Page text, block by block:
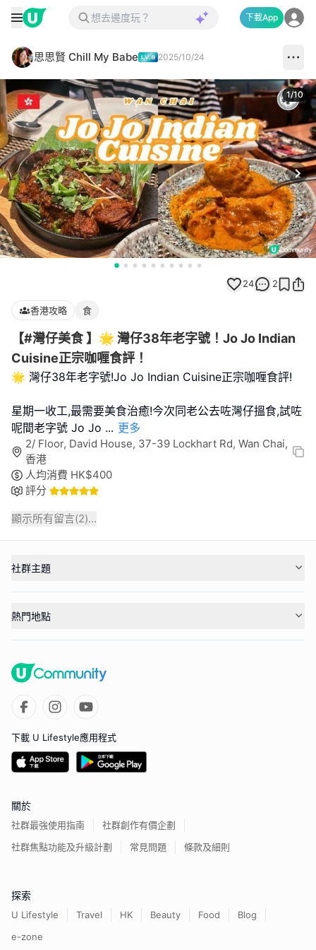
下載App
思思賢 Chill My Babe 2025/10/24
1/10
24 2
香港攻略 食
【#灣仔美食 】🌟 灣仔38年老字號！Jo Jo Indian
Cuisine正宗咖喱食評！
🌟 灣仔38年老字號!Jo Jo Indian Cuisine正宗咖喱食評!
星期一收工,最需要美食治癒!今次同老公去咗灣仔搵食,試咗
呢間老字號 Jo Jo ... 更多
2/ Floor, David House, 37-39 Lockhart Rd, Wan Chai,
香港
人均消費 HK$400
評分
顯示所有留言(2)...
社群主題
熱門地點
下載 U Lifestyle應用程式
關於
社群最強使用指南
社群創作有價企劃
社群焦點功能及升級計劃
常見問題 條款及細則
探索
U Lifestyle Travel HK Beauty Food
Blog
e-zone